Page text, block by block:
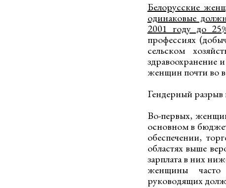
Белорусские
одинаковые
2001 году до
профессиях
сельском
здравоохранение
женщин почти во
Гендерный разрыв
Во-первых,
основном в
обеспечении,
областях выше
зарплата в них
женщины часто
руководящих